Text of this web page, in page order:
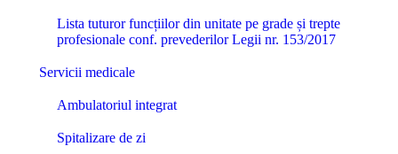
Lista tuturor funcțiilor din unitate pe grade și trepte
profesionale conf. prevederilor Legii nr. 153/2017
Servicii medicale
Ambulatoriul integrat
Spitalizare de zi